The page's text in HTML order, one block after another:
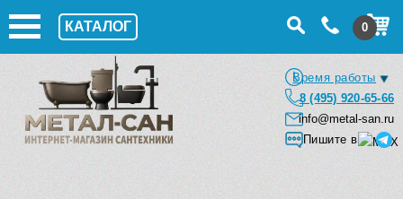
КАТАЛОГ 0
Время работы
8 (495) 920-65-66
info@metal-san.ru
Пишите в